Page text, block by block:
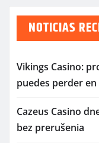
NOTICIAS
Vikings Casino:
puedes perder en
Cazeus Casino
bez prerušenia